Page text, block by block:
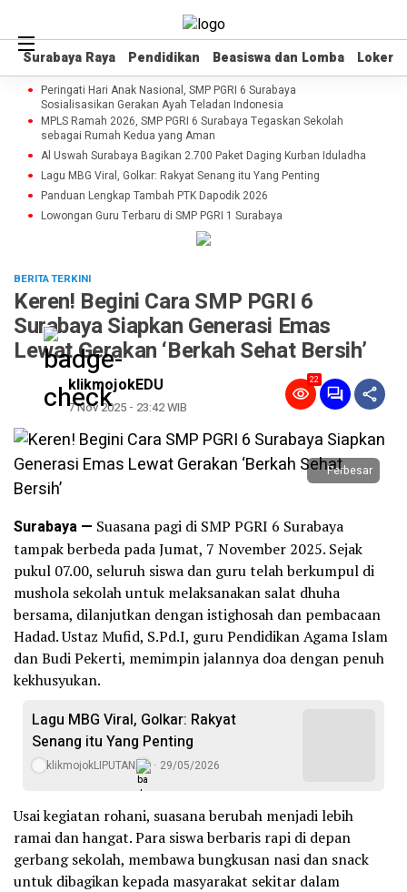
Surabaya Raya Pendidikan Beasiswa dan Lomba Loker
Surabaya Raya Pendidikan Beasiswa dan Lomba Loker
Peringati Hari Anak Nasional, SMP PGRI 6 Surabaya
Sosialisasikan Gerakan Ayah Teladan Indonesia
MPLS Ramah 2026, SMP PGRI 6 Surabaya Tegaskan Sekolah
sebagai Rumah Kedua yang Aman
Al Uswah Surabaya Bagikan 2.700 Paket Daging Kurban Iduladha
Lagu MBG Viral, Golkar: Rakyat Senang itu Yang Penting
Panduan Lengkap Tambah PTK Dapodik 2026
Lowongan Guru Terbaru di SMP PGRI 1 Surabaya
BERITA TERKINI
Keren! Begini Cara SMP PGRI 6
Surabaya Siapkan Generasi Emas
Lewat Gerakan ‘Berkah Sehat Bersih’
klikmojokEDU
7 Nov 2025 - 23:42 WIB
22
Perbesar
Surabaya — Suasana pagi di SMP PGRI 6 Surabaya
tampak berbeda pada Jumat, 7 November 2025. Sejak
pukul 07.00, seluruh siswa dan guru telah berkumpul di
mushola sekolah untuk melaksanakan salat dhuha
bersama, dilanjutkan dengan istighosah dan pembacaan
Hadad. Ustaz Mufid, S.Pd.I, guru Pendidikan Agama Islam
dan Budi Pekerti, memimpin jalannya doa dengan penuh
kekhusyukan.
Lagu MBG Viral, Golkar: Rakyat
Senang itu Yang Penting
klikmojokLIPUTAN 29/05/2026
Usai kegiatan rohani, suasana berubah menjadi lebih
ramai dan hangat. Para siswa berbaris rapi di depan
gerbang sekolah, membawa bungkusan nasi dan snack
untuk dibagikan kepada masyarakat sekitar dalam